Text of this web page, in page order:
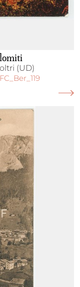
(UD)